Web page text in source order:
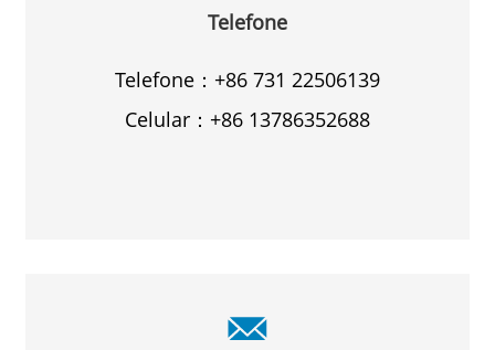
Telefone
Telefone：+86 731 22506139
Celular：+86 13786352688